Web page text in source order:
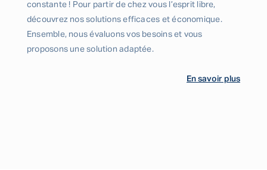
constante ! Pour partir de chez vous l’esprit libre,
découvrez nos solutions efficaces et économique.
Ensemble, nous évaluons vos besoins et vous
proposons une solution adaptée.
En savoir plus